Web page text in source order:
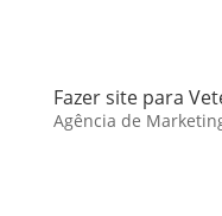
Fazer site para
Agência de